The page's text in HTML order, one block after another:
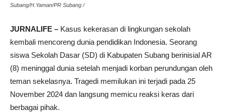
Subang/H.Yaman/PR Subang /
JURNALIFE – Kasus kekerasan di lingkungan sekolah
kembali mencoreng dunia pendidikan Indonesia. Seorang
siswa Sekolah Dasar (SD) di Kabupaten Subang berinisial AR
(8) meninggal dunia setelah menjadi korban perundungan oleh
teman sekelasnya. Tragedi memilukan ini terjadi pada 25
November 2024 dan langsung memicu reaksi keras dari
berbagai pihak.